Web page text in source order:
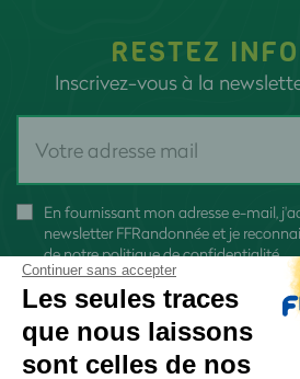
RESTEZ
Inscrivez-vous à la
En fournissant mon adresse e-mail,
newsletter FFRandonnée et je
denotre politique de confidentialité
Continuer sans accepter
Les seules traces
que nous laissons
sont celles de nos